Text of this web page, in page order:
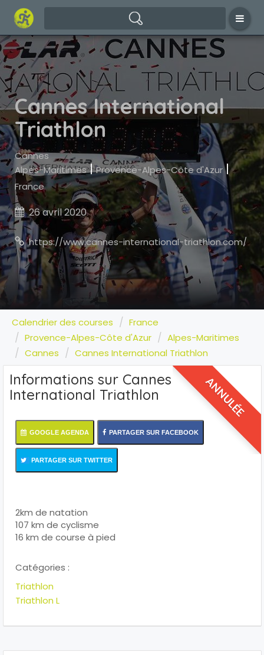
Cannes International
Triathlon
Cannes
Alpes-Maritimes|Provence-Alpes-Côte d'Azur|
France
26 avril 2020
https://www.cannes-international-triathlon.com/
Calendrier des courses
France
Provence-Alpes-Côte d'Azur
Alpes-Maritimes
Cannes
Cannes International Triathlon
ANNULÉE
Informations sur Cannes
International Triathlon
GOOGLE AGENDA PARTAGER SUR FACEBOOK
PARTAGER SUR TWITTER
2km de natation
107 km de cyclisme
16 km de course à pied
Catégories :
Triathlon
Triathlon L